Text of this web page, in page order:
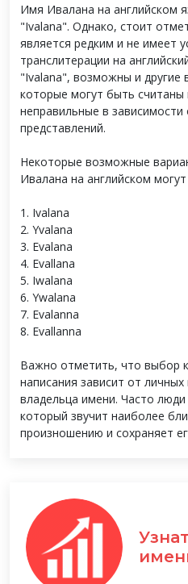
Имя Ивалана на английском
"Ivalana". Однако, стоит
является редким и не имеет
транслитерации на
"Ivalana", возможны и другие
которые могут быть считаны
неправильные в
представлений.
Некоторые возможные
Ивалана на английском
1. Ivalana
2. Yvalana
3. Evalana
4. Evallana
5. Iwalana
6. Ywalana
7. Evalanna
8. Evallanna
Важно отметить, что выбор
написания зависит от
владельца имени. Часто
который звучит наиболее
произношению и сохраняет